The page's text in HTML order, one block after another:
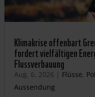
Klimakrise offenbart
fordert vielfältigen
Flussverbauung
Aug. 6, 2026 | Flüsse,
Aussendung